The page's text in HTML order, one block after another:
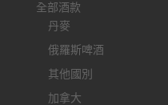
全部酒款
丹麥
俄羅斯啤酒
其他國別
加拿大